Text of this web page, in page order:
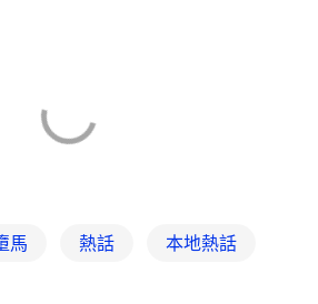
馬 熱話 本地熱話